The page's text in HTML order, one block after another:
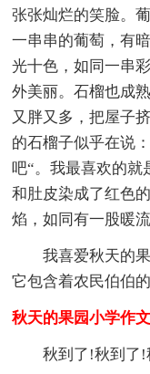
张张灿烂的笑脸。
一串串的葡萄，有
光十色，如同一串
外美丽。石榴也成
又胖又多，把屋子
的石榴子似乎在说
吧“。我最喜欢的就
和肚皮染成了红色
焰，如同有一股暖
我喜爱秋天的
它包含着农民伯伯
秋天的果园小学作
秋到了!秋到了!